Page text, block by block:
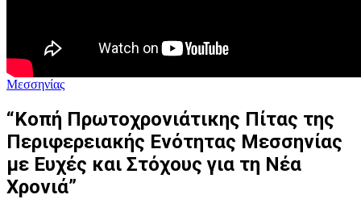
Μεσσηνίας
“Κοπή Πρωτοχρονιάτικης Πίτας της
Περιφερειακής Ενότητας Μεσσηνίας
με Ευχές και Στόχους για τη Νέα
Χρονιά”